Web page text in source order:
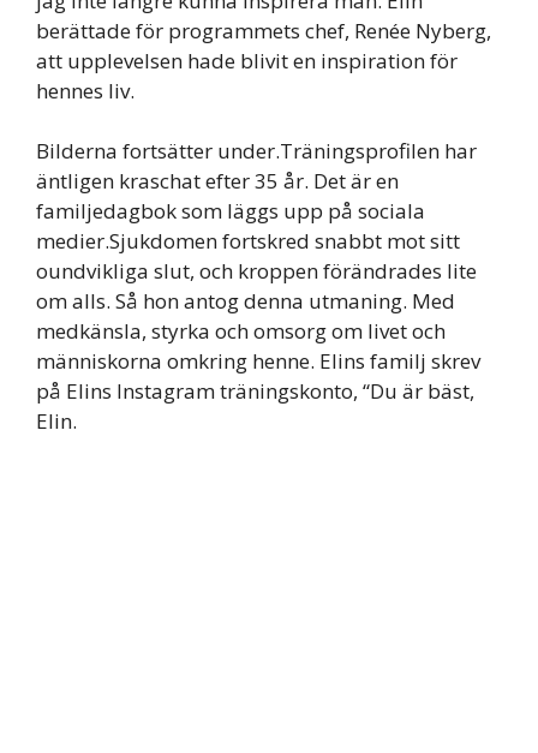
berättade för programmets chef, Renée Nyberg,
att upplevelsen hade blivit en inspiration för
hennes liv.
Bilderna fortsätter under.Träningsprofilen har
äntligen kraschat efter 35 år. Det är en
familjedagbok som läggs upp på sociala
medier.Sjukdomen fortskred snabbt mot sitt
oundvikliga slut, och kroppen förändrades lite
om alls. Så hon antog denna utmaning. Med
medkänsla, styrka och omsorg om livet och
människorna omkring henne. Elins familj skrev
på Elins Instagram träningskonto, “Du är bäst,
Elin.